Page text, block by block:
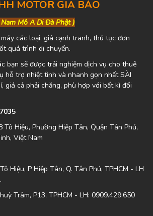
MOTOR GIA BẢO
Mô A Di Đà Phật )
các loại, giá cạnh tranh, thủ tục đơn
quá trình di chuyển.
bạn sẽ được trải nghiệm dịch vụ cho thuê
hỗ trợ nhiệt tình và nhanh gọn nhất SÀI
giá cả phải chăng, phù hợp với bất kì đối
Tô Hiệu, Phường Hiệp Tân, Quận Tân Phú,
Việt Nam
Hiệu, P Hiệp Tân, Q. Tân Phú, TPHCM - LH
Trâm, P13, TPHCM - LH: 0909.429.650